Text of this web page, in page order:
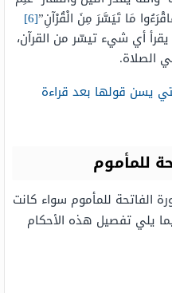
مَا تَيَسَّرَ مِنَ الْقُرْآنِ”[6]
أي شيء تيسّر من القرآن،
الصلاة.
يسن قولها بعد قراءة
للمأموم
الفاتحة للمأموم سواء كانت
يلي تفصيل هذه الأحكام